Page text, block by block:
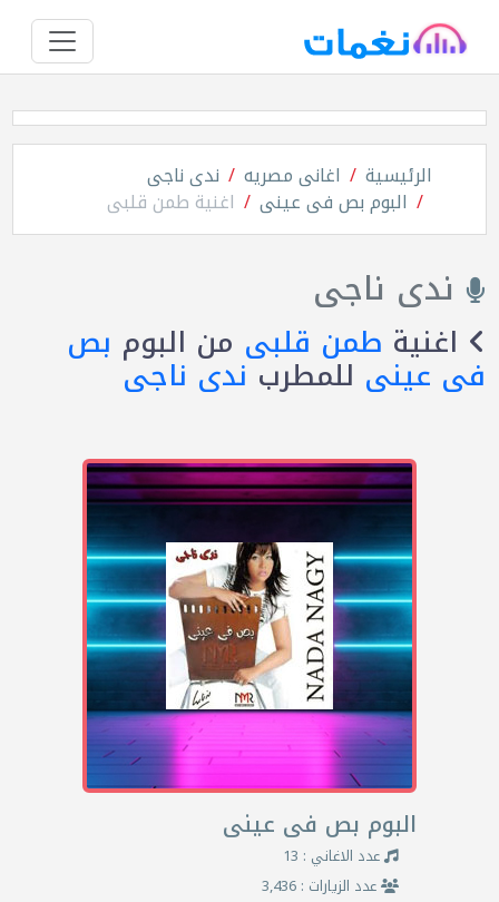
الرئيسية اغانى مصريه ندى ناجى
البوم بص فى عينى اغنية طمن قلبى
ندى ناجى
اغنية طمن قلبى من البوم بص
فى عينى للمطربندى ناجى
البوم بص فى عينى
عدد الاغاني : 13
عدد الزيارات : 3,436